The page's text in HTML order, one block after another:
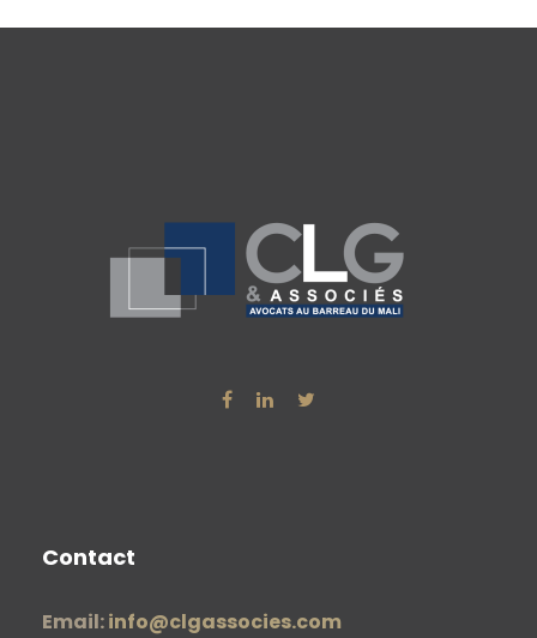
Contact
Email:info@clgassocies.com